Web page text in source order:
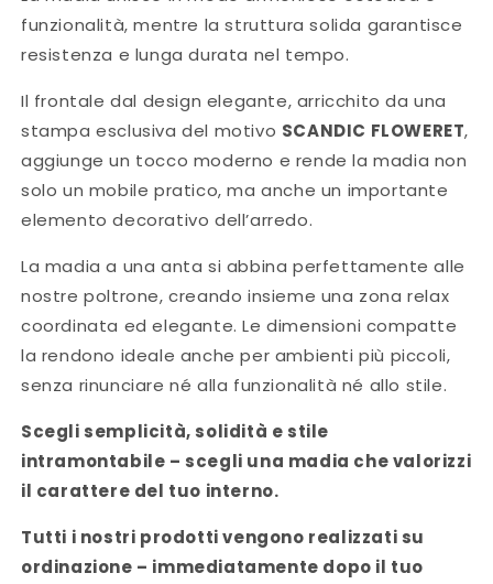
funzionalità, mentre la struttura solida garantisce
resistenza e lunga durata nel tempo.
Il frontale dal design elegante, arricchito da una
stampa esclusiva del motivo SCANDIC FLOWERET,
aggiunge un tocco moderno e rende la madia non
solo un mobile pratico, ma anche un importante
elemento decorativo dell’arredo.
La madia a una anta si abbina perfettamente alle
nostre poltrone, creando insieme una zona relax
coordinata ed elegante. Le dimensioni compatte
la rendono ideale anche per ambienti più piccoli,
senza rinunciare né alla funzionalità né allo stile.
Scegli semplicità, solidità e stile
intramontabile – scegli una madia che valorizzi
il carattere del tuo interno.
Tutti i nostri prodotti vengono realizzati su
ordinazione – immediatamente dopo il tuo